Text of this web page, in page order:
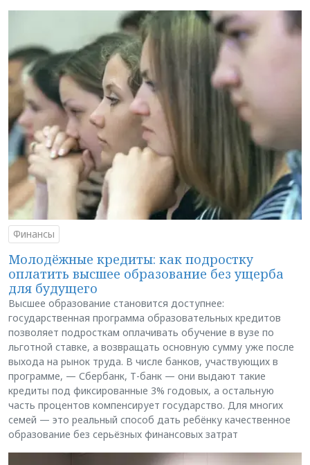
Финансы
Молодёжные кредиты: как подростку
оплатить высшее образование без ущерба
для будущего
Высшее образование становится доступнее:
государственная программа образовательных кредитов
позволяет подросткам оплачивать обучение в вузе по
льготной ставке, а возвращать основную сумму уже после
выхода на рынок труда. В числе банков, участвующих в
программе, — Сбербанк, Т-банк — они выдают такие
кредиты под фиксированные 3% годовых, а остальную
часть процентов компенсирует государство. Для многих
семей — это реальный способ дать ребёнку качественное
образование без серьёзных финансовых затрат